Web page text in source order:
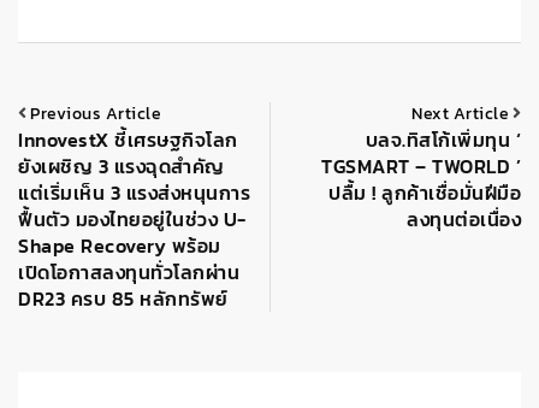
Previous Article
InnovestX ชี้เศรษฐกิจโลก
ยังเผชิญ 3 แรงฉุดสำคัญ
แต่เริ่มเห็น 3 แรงส่งหนุนการ
ฟื้นตัว มองไทยอยู่ในช่วง U-
Shape Recovery พร้อม
เปิดโอกาสลงทุนทั่วโลกผ่าน
DR23 ครบ 85 หลักทรัพย์
Next Article
บลจ.ทิสโก้เพิ่มทุน ‘
TGSMART – TWORLD ’
ปลื้ม ! ลูกค้าเชื่อมั่นฝีมือ
ลงทุนต่อเนื่อง